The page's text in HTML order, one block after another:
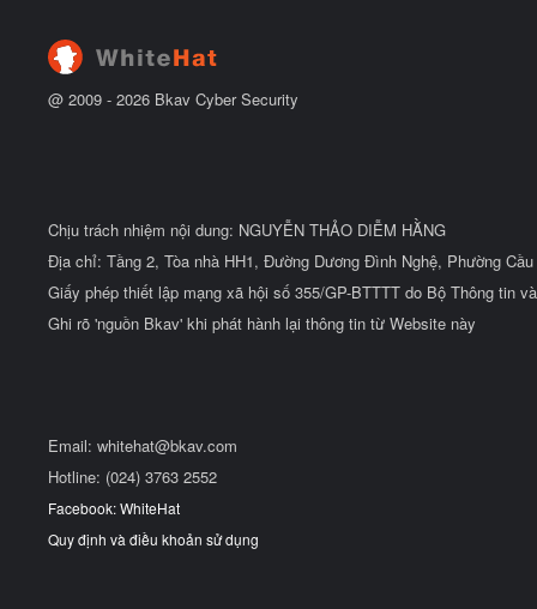
@ 2009 - 2026 Bkav Cyber Security
Chịu trách nhiệm nội dung: NGUYỄN THẢO DIỄM HẰNG
Địa chỉ: Tầng 2, Tòa nhà HH1, Đường Dương Đình Nghệ, Phường
Giấy phép thiết lập mạng xã hội số 355/GP-BTTTT do Bộ Thông tin
Ghi rõ 'nguồn Bkav' khi phát hành lại thông tin từ Website này
Email: whitehat@bkav.com
Hotline: (024) 3763 2552
Facebook: WhiteHat
Quy định và điều khoản sử dụng